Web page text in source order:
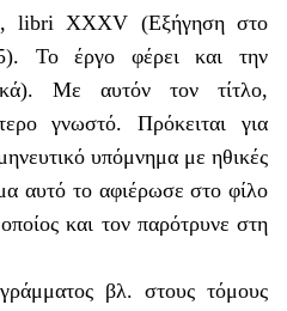
libri XXXV (Εξήγηση στο
Το έργο φέρει και την
Με αυτόν τον τίτλο,
γνωστό. Πρόκειται για
υπόμνημα με ηθικές
αυτό το αφιέρωσε στο φίλο
και τον παρότρυνε στη
βλ. στους τόμους